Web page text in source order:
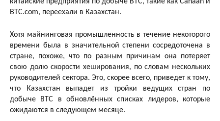
BTC.com, переехали в Казахстан.
Хотя майнинговая промышленность в течение некоторого
времени была в значительной степени сосредоточена в
стране, похоже, что по разным причинам она потеряет
свою долю скорости хеширования, по словам нескольких
руководителей сектора. Это, скорее всего, приведет к тому,
что Казахстан выпадет из тройки ведущих стран по
добыче BTC в обновлённых списках лидеров, которые
ожидаются в следующем месяце.